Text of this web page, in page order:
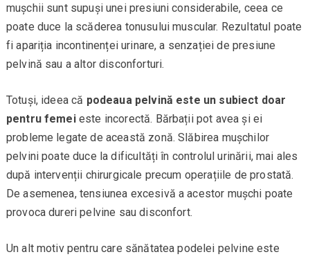
mușchii sunt supuși unei presiuni considerabile, ceea ce
poate duce la scăderea tonusului muscular. Rezultatul poate
fi apariția incontinenței urinare, a senzației de presiune
pelvină sau a altor disconforturi.
Totuși, ideea că podeaua pelvină este un subiect doar
pentru femeieste incorectă. Bărbații pot avea și ei
probleme legate de această zonă. Slăbirea mușchilor
pelvini poate duce la dificultăți în controlul urinării, mai ales
după intervenții chirurgicale precum operațiile de prostată.
De asemenea, tensiunea excesivă a acestor mușchi poate
provoca dureri pelvine sau disconfort.
Un alt motiv pentru care sănătatea podelei pelvine este